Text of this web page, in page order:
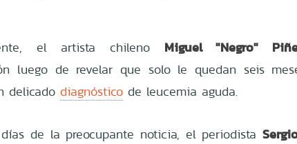
el artista chileno Miguel "Negro"
luego de revelar que solo le quedan seis
delicado diagnóstico de leucemia aguda.
de la preocupante noticia, el periodista